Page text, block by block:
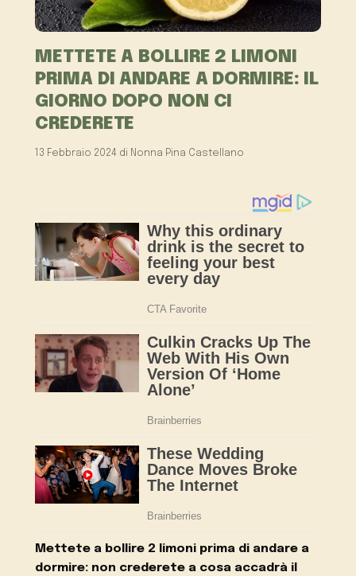
METTETE A BOLLIRE 2 LIMONI
PRIMA DI ANDARE A DORMIRE: IL
GIORNO DOPO NON CI
CREDERETE
13 Febbraio 2024 di Nonna Pina Castellano
Mettete a bollire 2 limoni prima di andare a
dormire: non crederete a cosa accadrà il